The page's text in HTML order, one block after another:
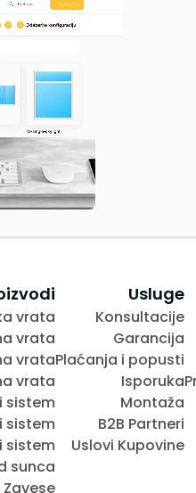
vrata
vrata
vrata
vrata
sistem
sistem
sistem
sunca
Zavese
Usluge
Konsultacije
Garancija
Plaćanja i popusti
Isporuka
Montaža
B2B Partneri
Uslovi Kupovine